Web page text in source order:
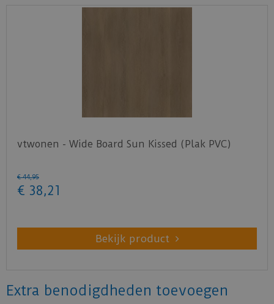
vtwonen - Wide Board Sun Kissed (Plak PVC)
€ 44,95
€ 38,21
Bekijk product
Extra benodigdheden toevoegen